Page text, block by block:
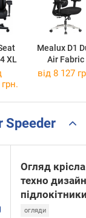
XL
Mealux D1
Air Fabric
від 8 127
Speeder
Огляд
техно
огляди